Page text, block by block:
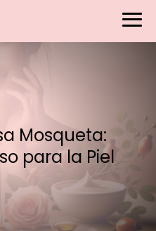
Mosqueta:
para la Piel